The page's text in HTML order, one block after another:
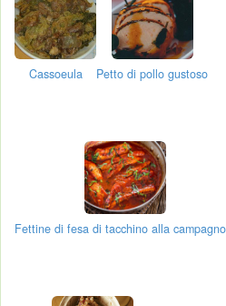
Cassoeula Petto di pollo gustoso
Fettine di fesa di tacchino alla